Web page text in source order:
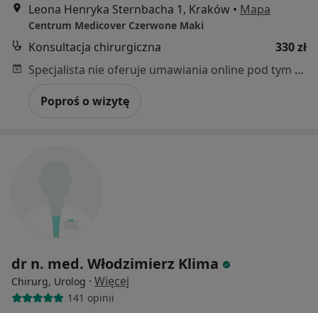
Leona Henryka Sternbacha 1, Kraków • Mapa
Centrum Medicover Czerwone Maki
Konsultacja chirurgiczna
330 zł
Specjalista nie oferuje umawiania online pod tym adresem.
Poproś o wizytę
dr n. med. Włodzimierz Klima
Chirurg, Urolog · Więcej
141 opinii